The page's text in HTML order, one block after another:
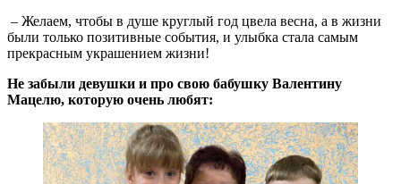
– Желаем, чтобы в душе круглый год цвела весна, а в жизни
были только позитивные события, и улыбка стала самым
прекрасным украшением жизни!
Не забыли девушки и про свою бабушку Валентину
Мацелю, которую очень любят: